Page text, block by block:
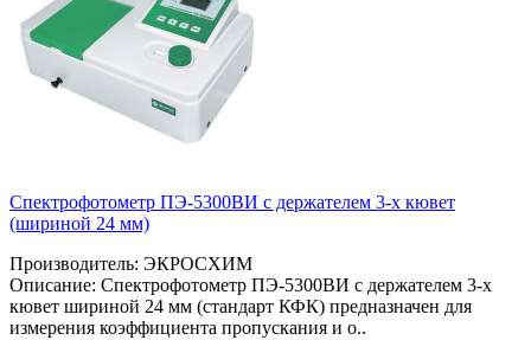
Спектрофотометр ПЭ-5300ВИ с держателем 3-х кювет
(шириной 24 мм)
Производитель: ЭКРОСХИМ
Описание: Спектрофотометр ПЭ-5300ВИ с держателем 3-х
кювет шириной 24 мм (стандарт КФК) предназначен для
измерения коэффициента пропускания и о..